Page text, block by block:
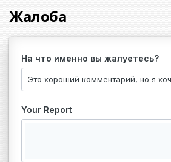
Жалоба
На что именно вы жалуетесь?
Your Report